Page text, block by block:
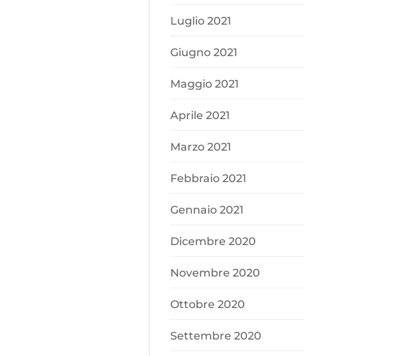
Luglio 2021
Giugno 2021
Maggio 2021
Aprile 2021
Marzo 2021
Febbraio 2021
Gennaio 2021
Dicembre 2020
Novembre 2020
Ottobre 2020
Settembre 2020